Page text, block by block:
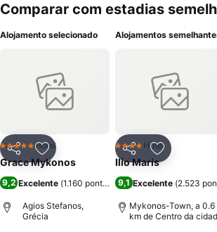
cofre, ferro e tábua de passar, kit de costura,
bar, roupões de banho, serviço de despertar,
comodidade dos hóspedes, o hotel conta com
internet e ar condicionado nas zonas comuns,
estacionamento gratuito, serviço de quarto,
transporte de e para o aeroporto, check-in
concierge. Para momentos de lazer conta com
restaurante, TV no lobby, piscina exterior com
academia, health club, serviços de beleza e
Comparar com estadias
Alojamento selecionado
PartilharAdicionar aos favoritos
5 EstrelasHotel
Grace Mykonos
9,2 Excelente (1.160 pontuações )
Agios Stefanos,
Grécia
Alojamentos
PartilharAdicionar
4 EstrelasHotel
Ilio Maris
9,1 Excelente (2.523
Mykonos-Town, a 0.6
km de Centro da